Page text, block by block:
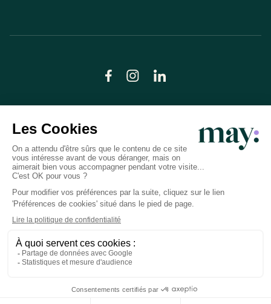
© LN CARE 2026
Politique de confidentialité
Conditions générales d’utilisation
Plan du site
Crédits photos